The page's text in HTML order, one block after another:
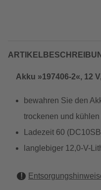
Akku »197406-2«, 12
bewahren Sie den
trockenen und kühlen
Ladezeit 60
langlebiger 12,0-V-